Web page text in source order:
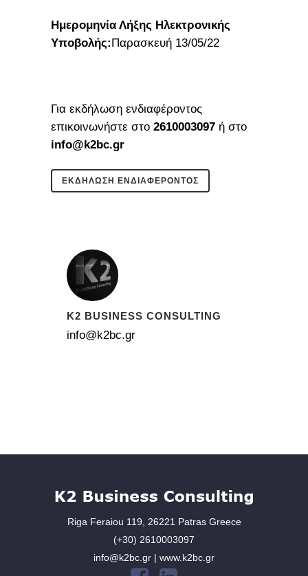
Ημερομηνία Λήξης Ηλεκτρονικής
Υποβολής:Παρασκευή 13/05/22
Για εκδήλωση ενδιαφέροντος
επικοινωνήστε στο 2610003097 ή στο
info@k2bc.gr
ΕΚΔΗΛΩΣΗ ΕΝΔΙΑΦΕΡΟΝΤΟΣ
K2 BUSINESS CONSULTING
info@k2bc.gr
Riga Feraiou 119, 26221 Patras Greece
(+30) 2610003097
info@k2bc.gr | www.k2bc.gr